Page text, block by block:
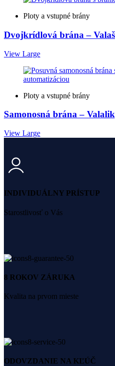
Ploty a vstupné brány
Dvojkrídlová brána –
View Large
Ploty a vstupné brány
Samonosná brána –
View Large
INDIVIDUÁLNY PRÍSTUP
Starostlivosť o Vás
8 ROKOV ZÁRUKA
Kvalita na prvom mieste
ODOVZDANIE NA KĽÚČ